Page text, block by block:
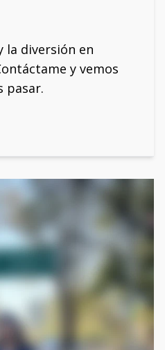
la diversión en
y vemos
pasar.